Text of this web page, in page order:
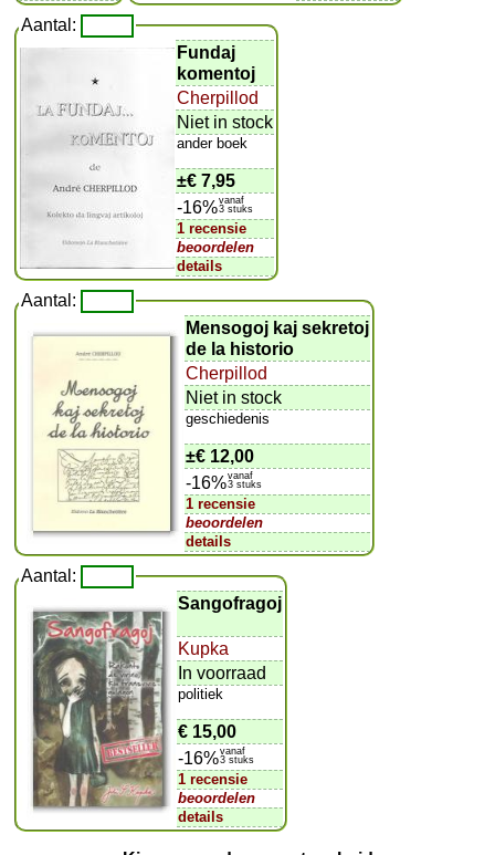
Aantal:
Fundaj
komentoj
Cherpillod
Niet in stock
ander boek
±€ 7,95
-16%vanaf
3 stuks
1 recensie
beoordelen
details
Aantal:
Mensogoj kaj sekretoj
de la historio
Cherpillod
Niet in stock
geschiedenis
±€ 12,00
-16%vanaf
3 stuks
1 recensie
beoordelen
details
Aantal:
Sangofragoj
Kupka
In voorraad
politiek
€ 15,00
-16%vanaf
3 stuks
1 recensie
beoordelen
details